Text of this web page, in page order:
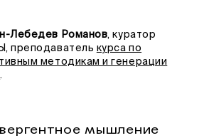
Лебедев Романов, куратор
преподаватель курса по
методикам и генерации
.
мышление